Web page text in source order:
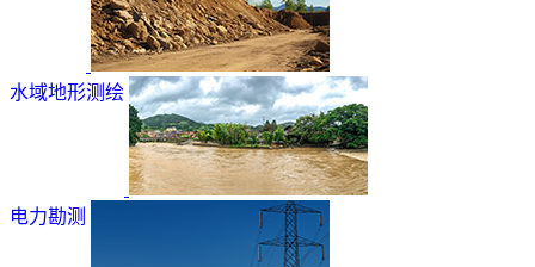
水域地形测绘
电力勘测